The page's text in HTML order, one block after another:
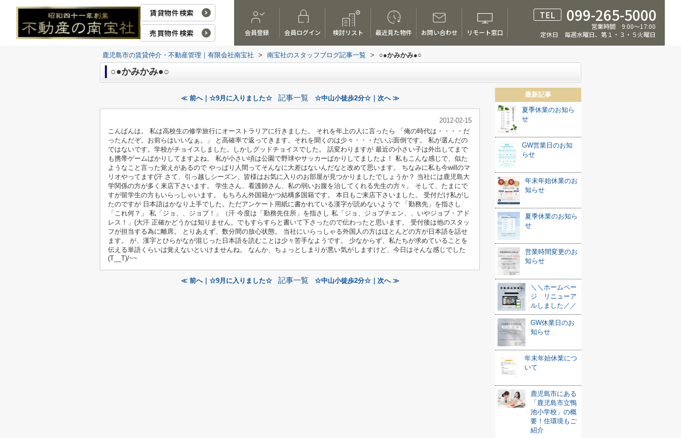
賃貸物件検索
売買物件検索
会員登録 会員ログイン 検討リスト 最近見た物件 お問い合わせ リモート窓口
TEL 099-265-5000
営業時間 9:00～17:00
定休日 毎週水曜日、第１・３・５火曜日
鹿児島市の賃貸仲介・不動産管理｜有限会社南宝社 > 南宝社のスタッフブログ記事一覧 > ○●かみかみ●○
○●かみかみ●○
≪ 前へ｜☆9月に入りました☆ 記事一覧 ☆中山小徒歩2分☆｜次へ ≫
2012-02-15
こんばんは。 私は高校生の修学旅行にオーストラリアに行きました。 それを年上の人に言ったら 「俺の時代は・・・・だ
ったんだぞ。お前らはいいなぁ。」 と高確率で返ってきます。それを聞くのは少々・・・だいぶ面倒です。 私が選んだの
ではないです。学校がチョイスしました。しかしグッドチョイスでした。 話変わりますが 最近の小さい子は外出してまで
も携帯ゲームばかりしてますよね。 私が小さい頃は公園で野球やサッカーばかりしてましたよ！ 私もこんな感じで、似た
ようなこと言った覚えがあるので やっぱり人間ってそんなに大差はないんだなと改めて思います。 ちなみに私も今willのマ
リオやってます(汗 さて、引っ越しシーズン、皆様はお気に入りのお部屋が見つかりましたでしょうか？ 当社には鹿児島大
学関係の方が多く来店下さいます。 学生さん、看護師さん、私の弱いお腹を治してくれる先生の方々。 そして、たまにで
すが留学生の方もいらっしゃいます。 もちろん外国籍かつ結構多国籍です。 本日もご来店下さいました。 受付だけ私がし
たのですが 日本語はかなり上手でした。ただアンケート用紙に書かれている漢字が読めないようで 「勤務先」を指さし
「これ何？」 私「ジョ、、ジョブ！」（汗 今度は「勤務先住所」を指さし 私「ジョ、ジョブチェン、、いやジョブ・アド
レス！」(大汗 正確かどうかは知りません。でもすらすらと書いて下さったので伝わったと思います。 受付後は他のスタッ
フが担当する為に離席。 とりあえず、数分間の放心状態。 当社にいらっしゃる外国人の方はほとんどの方が日本語を話せ
ます。 が、漢字とひらがなが混じった日本語を読むことは少々苦手なようです。 少なからず、私たちが求めていることを
伝える単語くらいは覚えないといけませんね。 なんか、ちょっとしまりが悪い気がしますけど、今日はそんな感じでした
(T__T)/~~
≪ 前へ｜☆9月に入りました☆ 記事一覧 ☆中山小徒歩2分☆｜次へ ≫
最新記事
夏季休業のお知ら
せ
GW営業日のお知
らせ
年末年始休業のお
知らせ
夏季休業のお知ら
せ
営業時間変更のお
知らせ
＼＼ホームペー
ジ リニューア
ルしました／／
GW休業日のお
知らせ
年末年始休業につ
いて
鹿児島市にある
「鹿児島市立鴨
池小学校」の概
要！住環境もご
紹介